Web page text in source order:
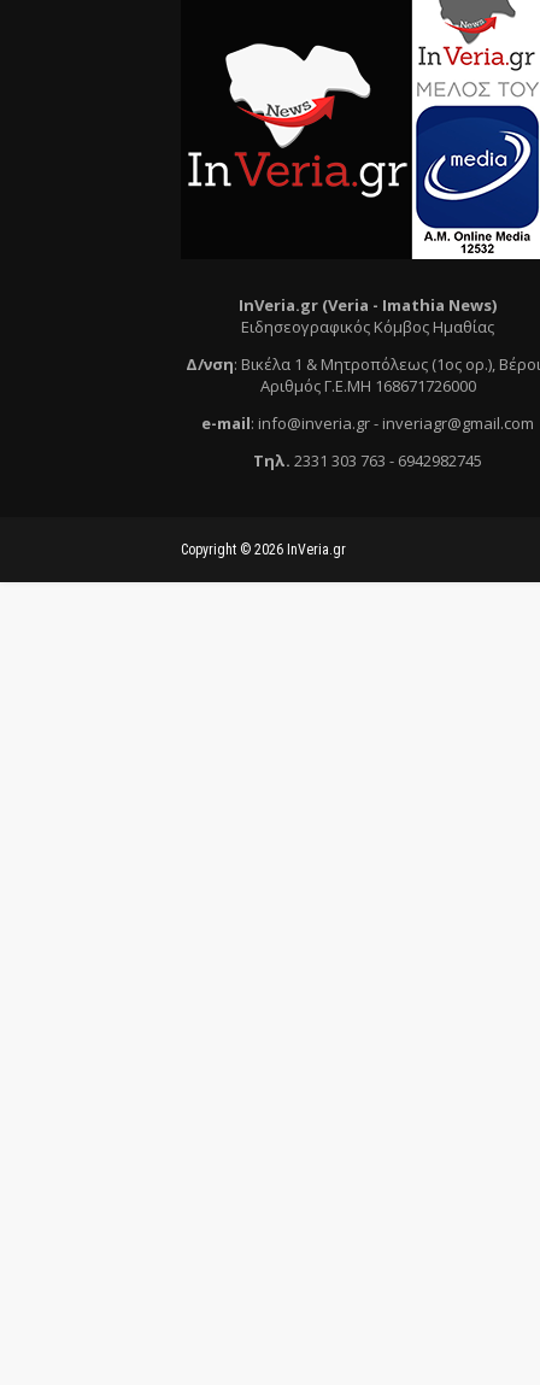
InVeria.gr (Veria - Ιmathia News)
Ειδησεογραφικός Κόμβος Ημαθίας
Δ/νση: Βικέλα 1 & Μητροπόλεως (1ος ορ.),
Αριθμός Γ.Ε.ΜΗ 168671726000
e-mail: info@inveria.gr- inveriagr@gmail.com
Τηλ. 2331 303 763 - 6942982745
Copyright © 2026 InVeria.gr